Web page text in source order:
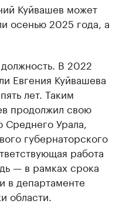
Куйвашев может
осенью 2025 года, а
В 2022
Евгения Куйвашева
лет. Таким
продолжил свою
Среднего Урала,
губернаторского
работа
— в рамках срока
в департаменте
области.